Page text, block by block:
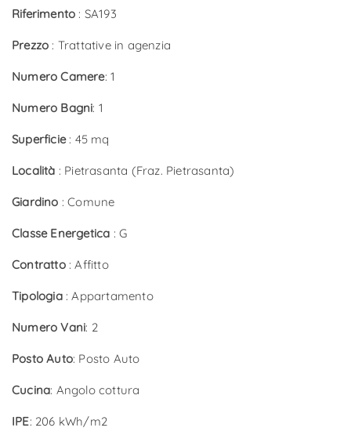
Riferimento : SA193
Prezzo : Trattative in agenzia
Numero Camere: 1
Numero Bagni: 1
Superficie : 45 mq
Località : Pietrasanta (Fraz. Pietrasanta)
Giardino : Comune
Classe Energetica : G
Contratto : Affitto
Tipologia : Appartamento
Numero Vani: 2
Posto Auto: Posto Auto
Cucina: Angolo cottura
IPE: 206 kWh/m2